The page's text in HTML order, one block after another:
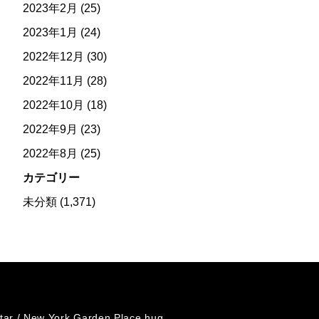
2023年2月 (25)
2023年1月 (24)
2022年12月 (30)
2022年11月 (28)
2022年10月 (18)
2022年9月 (23)
2022年8月 (25)
カテゴリー
未分類(1,371)